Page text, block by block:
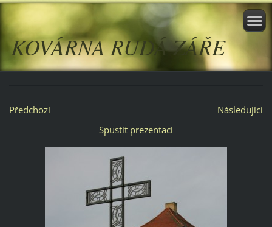
KOVÁRNA RUDÁ ZÁŘE
Předchozí
Následující
Spustit prezentaci